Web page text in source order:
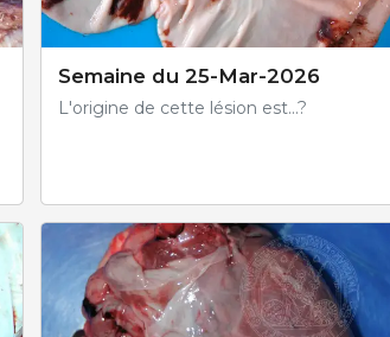
Semaine du 25-Mar-2026
L'origine de cette lésion est...?